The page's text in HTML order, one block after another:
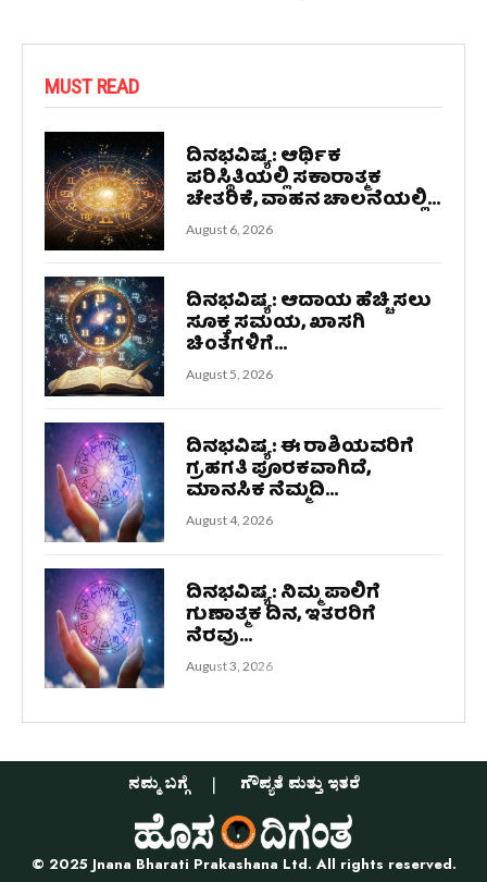
MUST READ
ದಿನಭವಿಷ್ಯ: ಆರ್ಥಿಕ
ಪರಿಸ್ಥಿತಿಯಲ್ಲಿ ಸಕಾರಾತ್ಮಕ
ಚೇತರಿಕೆ, ವಾಹನ ಚಾಲನೆಯಲ್ಲಿ...
August 6, 2026
ದಿನಭವಿಷ್ಯ: ಆದಾಯ ಹೆಚ್ಚಿಸಲು
ಸೂಕ್ತ ಸಮಯ, ಖಾಸಗಿ
ಚಿಂತೆಗಳಿಗೆ...
August 5, 2026
ದಿನಭವಿಷ್ಯ: ಈ ರಾಶಿಯವರಿಗೆ
ಗ್ರಹಗತಿ ಪೂರಕವಾಗಿದೆ,
ಮಾನಸಿಕ ನೆಮ್ಮದಿ...
August 4, 2026
ದಿನಭವಿಷ್ಯ: ನಿಮ್ಮ ಪಾಲಿಗೆ
ಗುಣಾತ್ಮಕ ದಿನ, ಇತರರಿಗೆ
ನೆರವು...
August 3, 2026
ನಮ್ಮ ಬಗ್ಗೆ ಗೌಪ್ಯತೆ ಮತ್ತು ಇತರೆ
© 2025 Jnana Bharati Prakashana Ltd. All rights reserved.